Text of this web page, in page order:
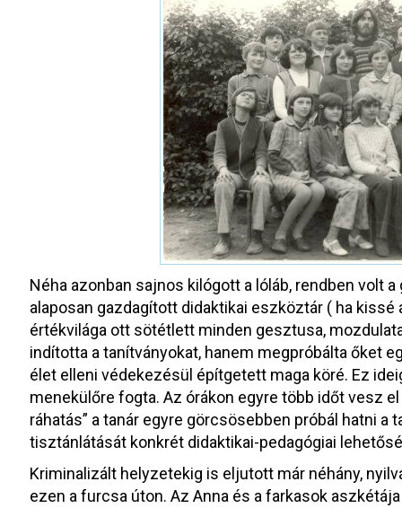
Néha azonban sajnos kilógott a lóláb, rendben volt
alaposan gazdagított didaktikai eszköztár ( ha
értékvilága ott sötétlett minden gesztusa,
indította a tanítványokat, hanem megpróbálta őket
élet elleni védekezésül építgetett maga köré. Ez
menekülőre fogta. Az órákon egyre több időt vesz
ráhatás” a tanár egyre görcsösebben próbál hatni a
tisztánlátását konkrét didaktikai-pedagógiai
Kriminalizált helyzetekig is eljutott már néhány,
ezen a furcsa úton. Az Anna és a farkasok